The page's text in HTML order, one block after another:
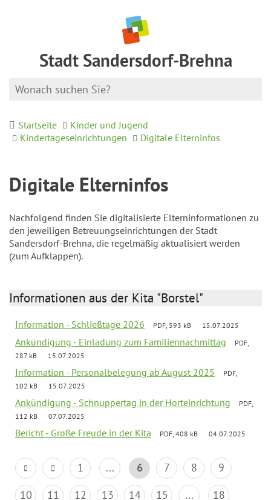
Stadt Sandersdorf-Brehna
Startseite
Kinder und Jugend
Kindertageseinrichtungen
Digitale Elterninfos
Digitale Elterninfos
Nachfolgend finden Sie digitalisierte Elterninformationen zu
den jeweiligen Betreuungseinrichtungen der Stadt
Sandersdorf-Brehna, die regelmäßig aktualisiert werden
(zum Aufklappen).
Informationen aus der Kita "Borstel"
Information - Schließtage 2026 PDF, 593 kB 15.07.2025
Ankündigung - Einladung zum Familiennachmittag
PDF,
287 kB
15.07.2025
Information - Personalbelegung ab August 2025
PDF,
102 kB
15.07.2025
Ankündigung - Schnuppertag in der Horteinrichtung
PDF,
112 kB
07.07.2025
Bericht - Große Freude in der Kita PDF, 408 kB 04.07.2025
1 ... 6 7 8
9
10
11 12 13 14 15 ... 18